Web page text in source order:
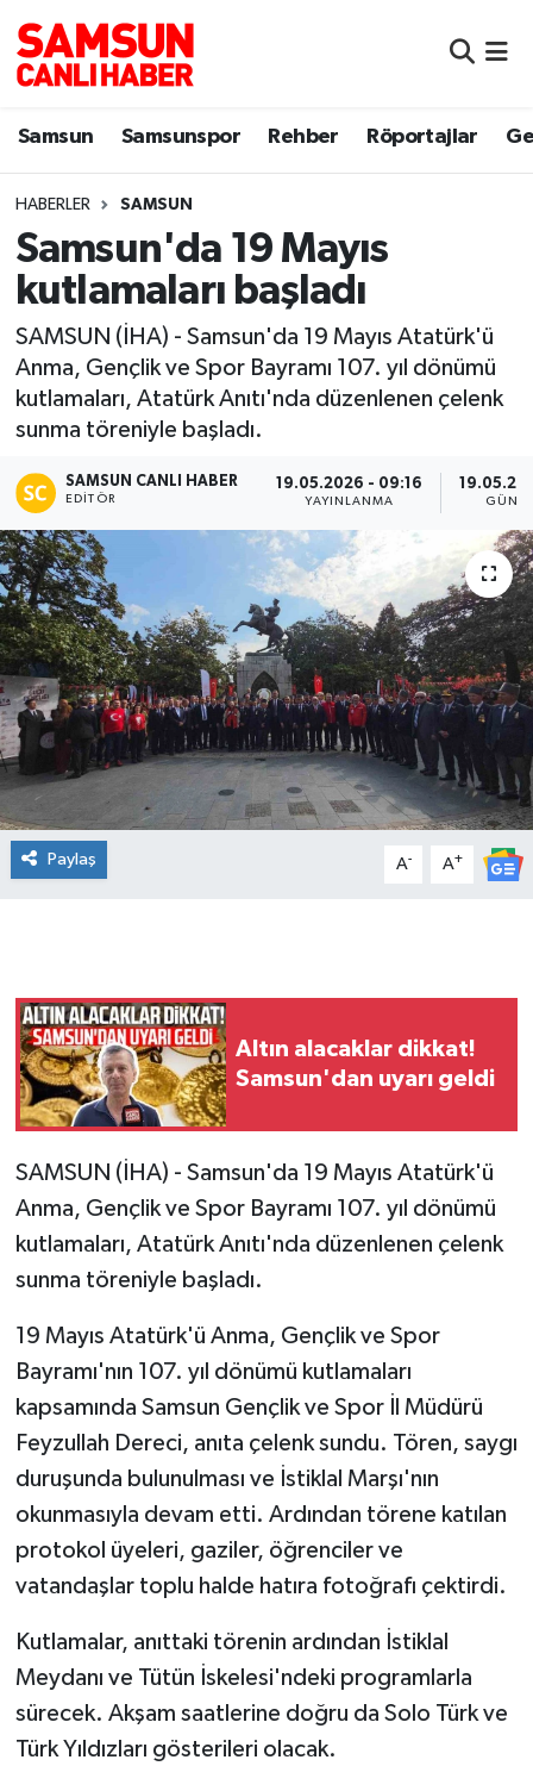
Samsun Samsunspor Rehber Röportajlar
HABERLER SAMSUN
Samsun'da 19 Mayıs
kutlamaları başladı
SAMSUN (İHA) - Samsun'da 19 Mayıs Atatürk'ü
Anma, Gençlik ve Spor Bayramı 107. yıl dönümü
kutlamaları, Atatürk Anıtı'nda düzenlenen çelenk
sunma töreniyle başladı.
SAMSUN CANLI HABER
EDITÖR
19.05.2026 - 09:16
YAYINLANMA
Paylaş A- A+
Altın alacaklar dikkat!
Samsun'dan uyarı geldi
SAMSUN (İHA) - Samsun'da 19 Mayıs Atatürk'ü
Anma, Gençlik ve Spor Bayramı 107. yıl dönümü
kutlamaları, Atatürk Anıtı'nda düzenlenen çelenk
sunma töreniyle başladı.
19 Mayıs Atatürk'ü Anma, Gençlik ve Spor
Bayramı'nın 107. yıl dönümü kutlamaları
kapsamında Samsun Gençlik ve Spor İl Müdürü
Feyzullah Dereci, anıta çelenk sundu. Tören, saygı
duruşunda bulunulması ve İstiklal Marşı'nın
okunmasıyla devam etti. Ardından törene katılan
protokol üyeleri, gaziler, öğrenciler ve
vatandaşlar toplu halde hatıra fotoğrafı çektirdi.
Kutlamalar, anıttaki törenin ardından İstiklal
Meydanı ve Tütün İskelesi'ndeki programlarla
sürecek. Akşam saatlerine doğru da Solo Türk ve
Türk Yıldızları gösterileri olacak.
Samsun
Sokak Röportajları
Genel
Dünya
Eğitim
Manşet Haberi
Samsun Nöbetçi Eczaneler
Samsun Hava Durumu
Samsun Namaz Vakitleri
Samsun Trafik Yoğunluk Haritası
Süper Lig Puan Durumu ve Fikstür
Tüm Manşetler